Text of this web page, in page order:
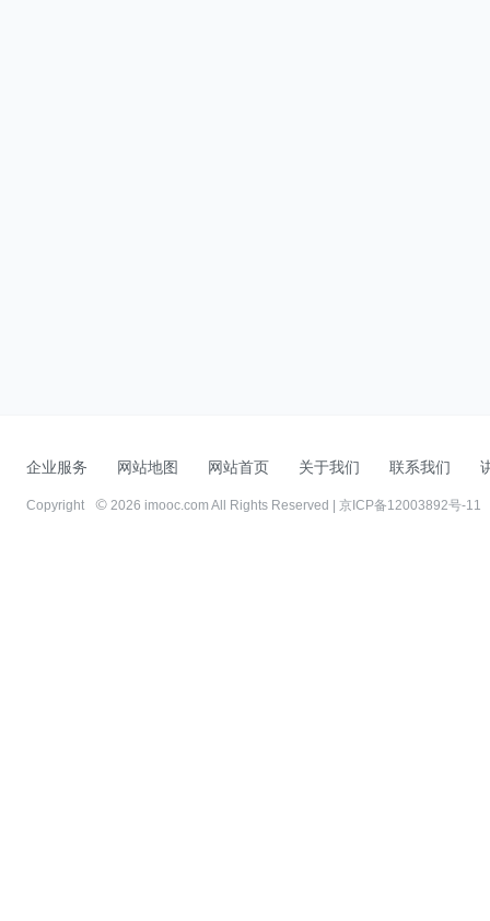
企业服务 网站地图 网站首页 关于我们 联系我们
Copyright 2026 imooc.com All Rights Reserved | 京ICP备12003892号-11